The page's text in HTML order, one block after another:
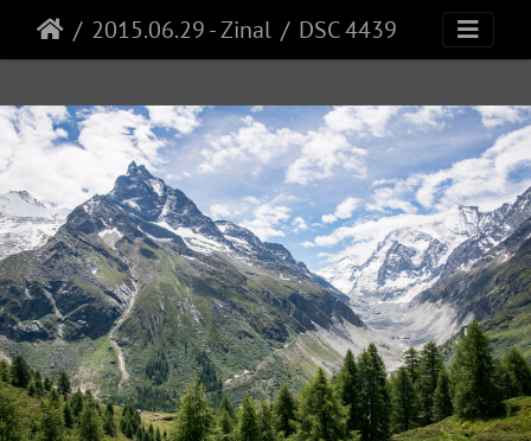
2015.06.29 - Zinal DSC 4439